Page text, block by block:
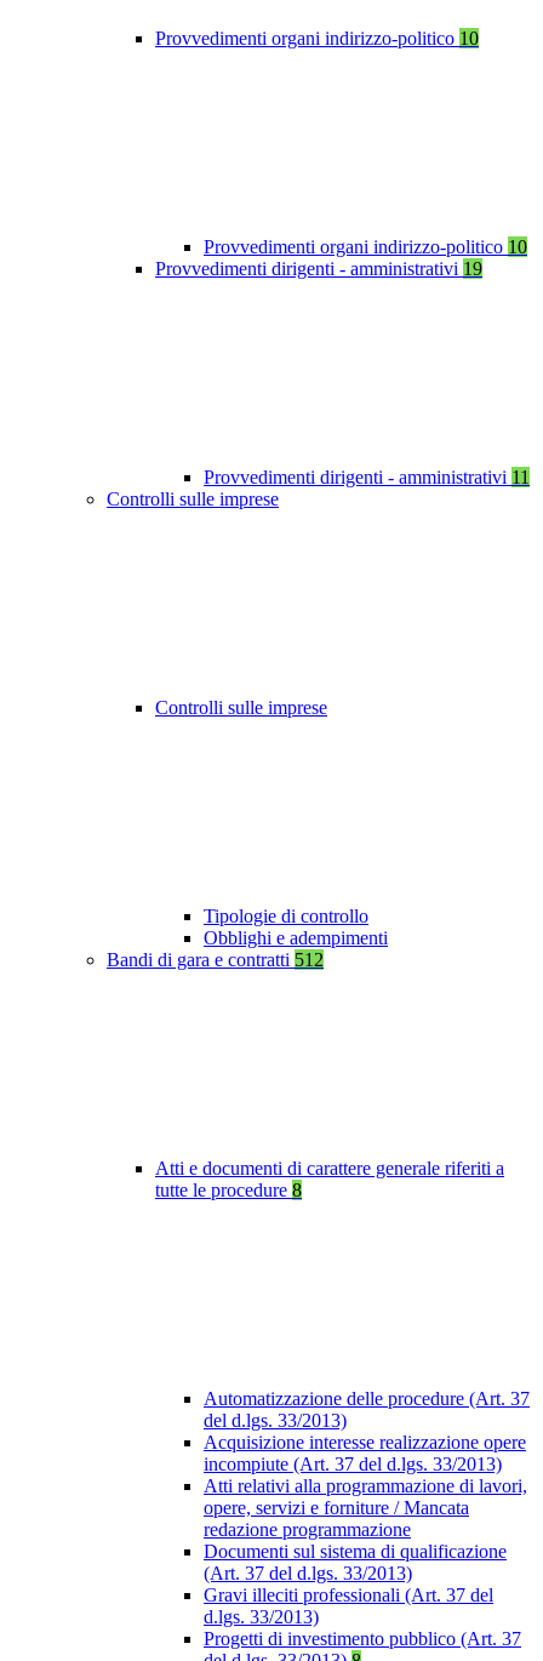
Provvedimenti organi indirizzo-politico 10
Provvedimenti organi indirizzo-politico 10
Provvedimenti dirigenti - amministrativi 19
Provvedimenti dirigenti - amministrativi 11
Controlli sulle imprese
Controlli sulle imprese
Tipologie di controllo
Obblighi e adempimenti
Bandi di gara e contratti 512
Atti e documenti di carattere generale riferiti a
tutte le procedure 8
Automatizzazione delle procedure (Art. 37
del d.lgs. 33/2013)
Acquisizione interesse realizzazione opere
incompiute (Art. 37 del d.lgs. 33/2013)
Atti relativi alla programmazione di lavori,
opere, servizi e forniture / Mancata
redazione programmazione
Documenti sul sistema di qualificazione
(Art. 37 del d.lgs. 33/2013)
Gravi illeciti professionali (Art. 37 del
d.lgs. 33/2013)
Progetti di investimento pubblico (Art. 37